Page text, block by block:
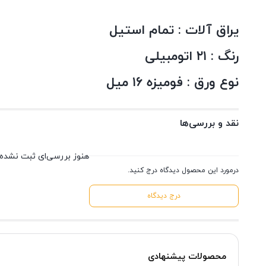
یراق آلات : تمام استیل
رنگ : ۲۱ اتومبیلی
نوع ورق : فومیزه ۱۶ میل
نقد و بررسی‌ها
درمورد این محصول دیدگاه درج کنید.
درج دیدگاه
هنوز بررسی‌ای ثبت
محصولات پیشنهادی